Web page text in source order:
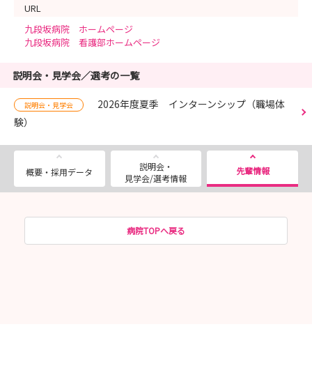
URL
九段坂病院 ホームページ
九段坂病院 看護部ホームページ
説明会・見学会／選考の一覧
説明会・見学会
2026年度夏季 インターンシップ（職場体
験）
概要・採用データ
説明会・
見学会/選考情報
先輩情報
病院TOPへ戻る